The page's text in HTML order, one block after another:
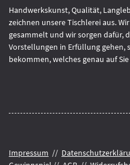
Handwerkskunst, Qualität,
zeichnen unsere Tischlerei aus.
gesammelt und wir sorgen dafür,
Vorstellungen in Erfüllung gehen,
bekommen, welches genau auf
Impressum //